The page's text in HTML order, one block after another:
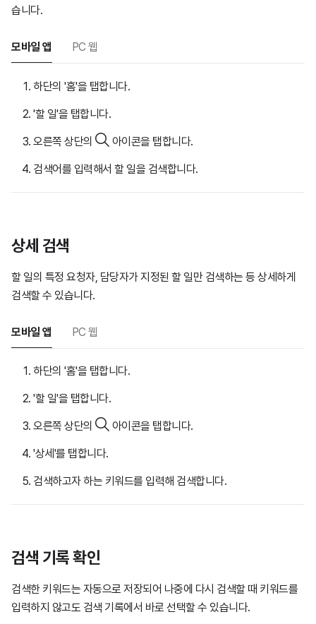
습니다.
모바일 앱 PC 웹
하단의 '홈'을 탭합니다.
'할 일'을 탭합니다.
오른쪽 상단의 아이콘을 탭합니다.
검색어를 입력해서 할 일을 검색합니다.
상세 검색
할 일의 특정 요청자, 담당자가 지정된 할 일만 검색하는 등 상세하게
검색할 수 있습니다.
모바일 앱 PC 웹
하단의 '홈'을 탭합니다.
'할 일'을 탭합니다.
오른쪽 상단의 아이콘을 탭합니다.
'상세'를 탭합니다.
검색하고자 하는 키워드를 입력해 검색합니다.
검색 기록 확인
검색한 키워드는 자동으로 저장되어 나중에 다시 검색할 때 키워드를
입력하지 않고도 검색 기록에서 바로 선택할 수 있습니다.